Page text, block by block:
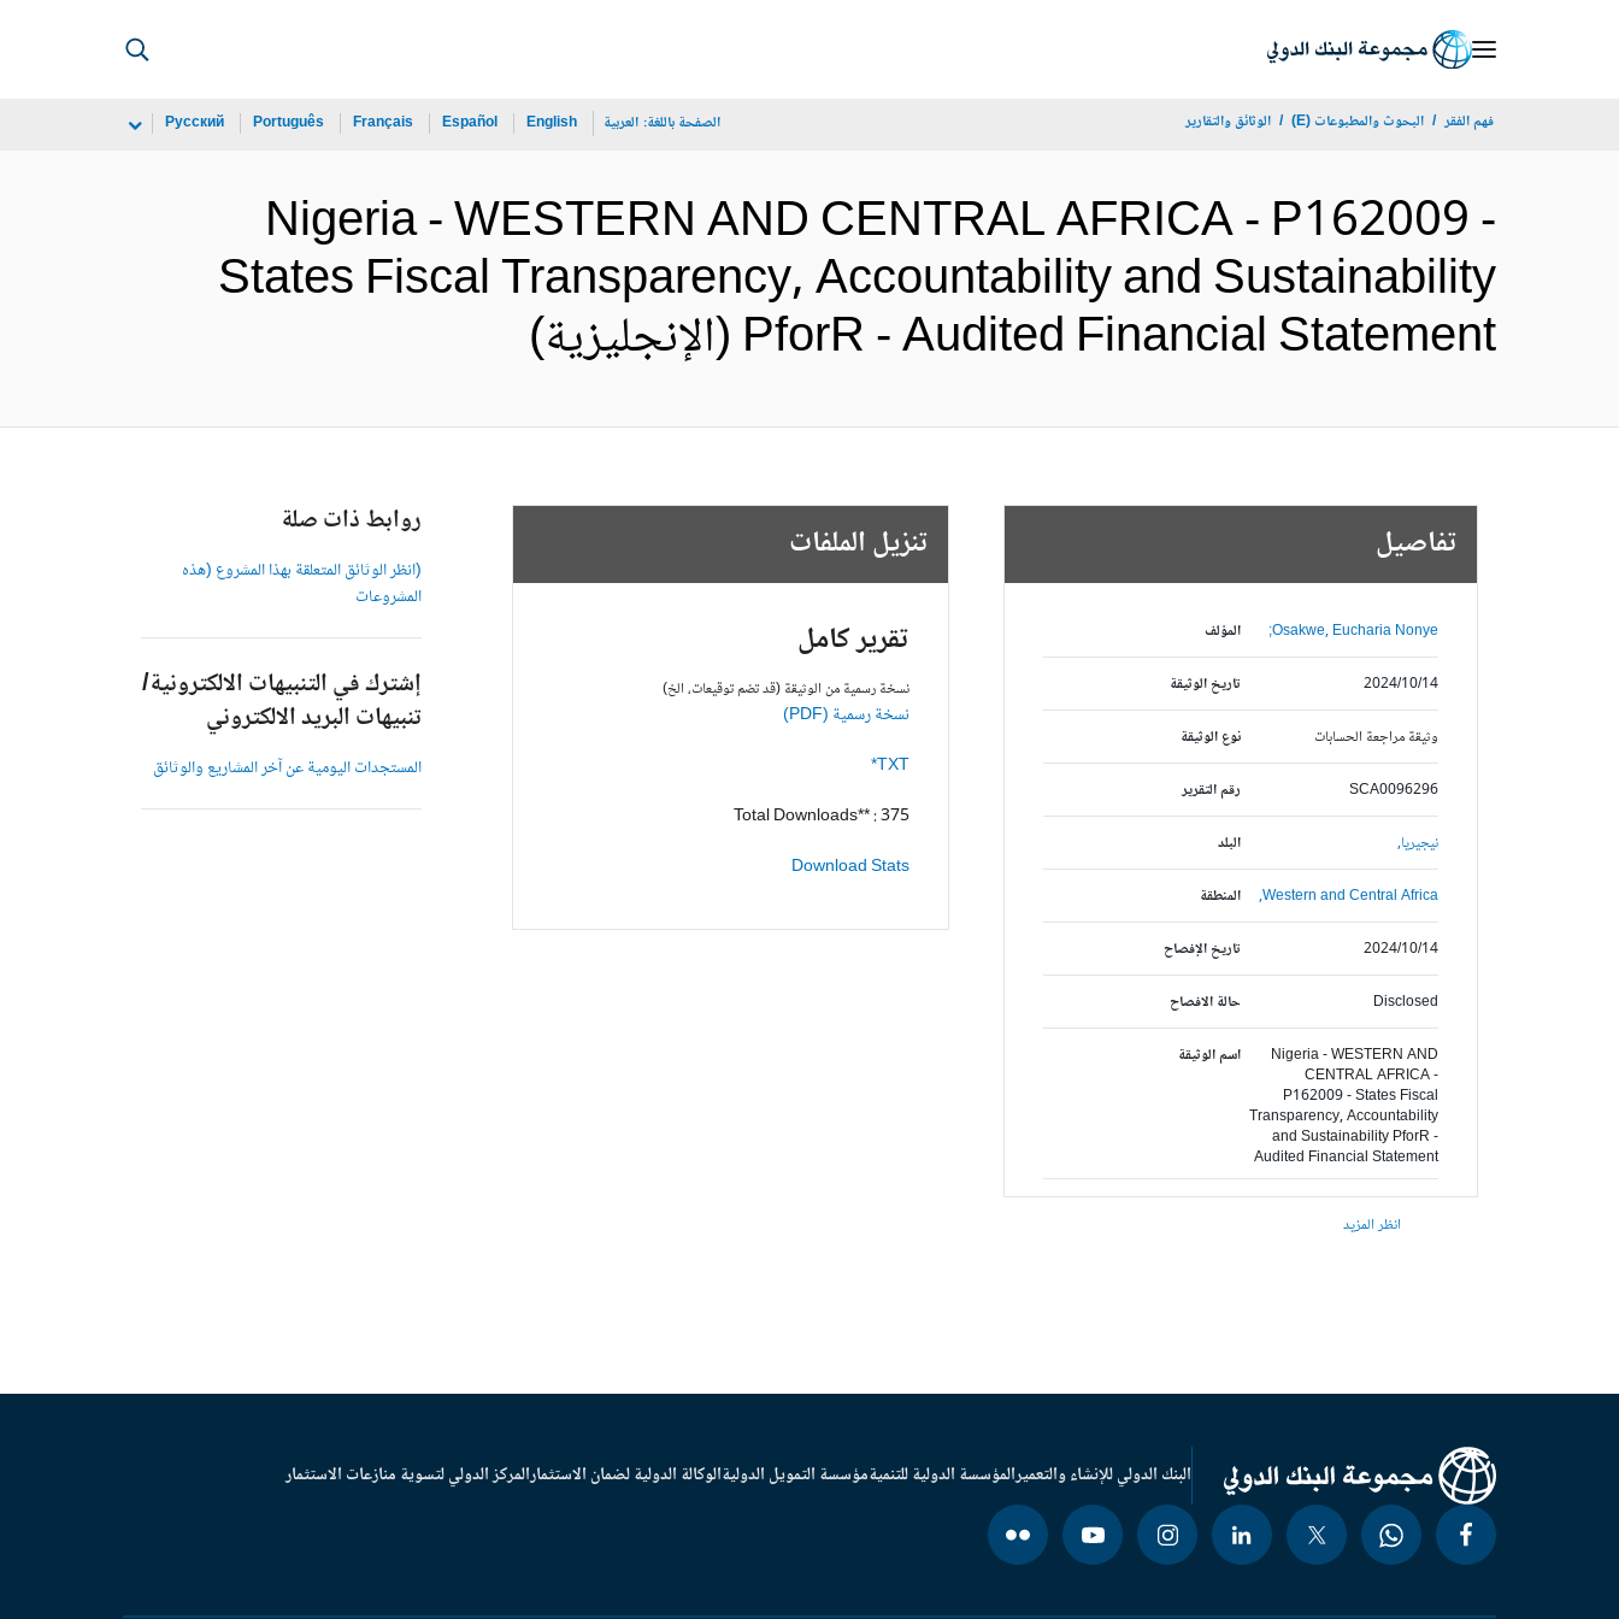
فهم الفقر البحوث والمطبوعات (E) الوثائق والتقارير الصفحة باللغة: العربية English
Español
Français
Português
Русский
Nigeria - WESTERN AND CENTRAL AFRICA - P162009 -
States Fiscal Transparency, Accountability and Sustainability
PforR - Audited Financial Statement (الإنجليزية)
تفاصيل
المؤلف Osakwe, Eucharia Nonye;
تاريخ الوثيقة 2024/10/14
نوع الوثيقة وثيقة مراجعة الحسابات
رقم التقرير SCA0096296
البلد نيجيريا,
المنطقة Western and Central Africa,
تاريخ الإفصاح 2024/10/14
حالة الافصاح Disclosed
اسم الوثيقة
Nigeria - WESTERN AND
CENTRAL AFRICA -
P162009 - States Fiscal
Transparency, Accountability
and Sustainability PforR -
Audited Financial Statement
انظر المزيد
تنزيل الملفات
تقرير كامل
نسخة رسمية من الوثيقة (قد تضم توقيعات، الخ)
نسخة رسمية (PDF)
TXT*
Total Downloads** : 375
Download Stats
روابط ذات صلة
(انظر الوثائق المتعلقة بهذا المشروع (هذه
المشروعات
إشترك في التنبيهات الالكترونية/
تنبيهات البريد الالكتروني
المستجدات اليومية عن آخر المشاريع والوثائق
البنك الدولي للإنشاء والتعميرالمؤسسة الدولية للتنميةمؤسسة التمويل الدوليةالوكالة الدولية لضمان الاستثمارالمركز الدولي لتسوية منازعات الاستثمار